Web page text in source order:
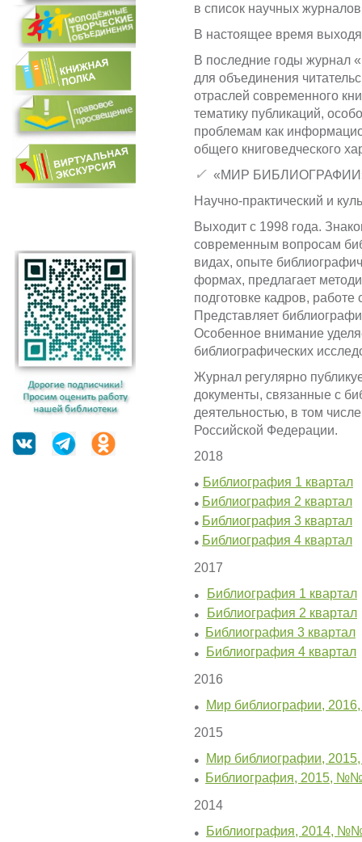
в список научных
В настоящее время
В последние годы журнал
для объединения
отраслей современного
тематику публикаций,
проблемам как
общего книговедческого
✓ «МИР
Научно-практический и
Выходит с 1998 года.
современным вопросам
видах, опыте
формах, предлагает
подготовке кадров,
Представляет
Особенное внимание
библиографических
Журнал регулярно
документы, связанные с
деятельностью, в том
Российской Федерации.
2018
● Библиография 1 квартал
● Библиография 2 квартал
● Библиография 3 квартал
● Библиография 4 квартал
2017
● Библиография 1 квартал
● Библиография 2 квартал
● Библиография 3 квартал
●
Библиография 4 квартал
2016
●
Мир библиографии,
2015
● Мир библиографии,
●
Библиография, 2015,
2014
● Библиография, 2014,